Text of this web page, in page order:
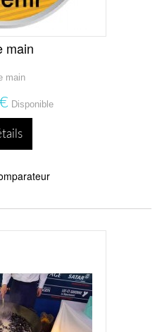
main
main
Disponible